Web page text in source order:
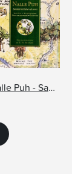
Nalle Puh - Samlade berättelser och verser